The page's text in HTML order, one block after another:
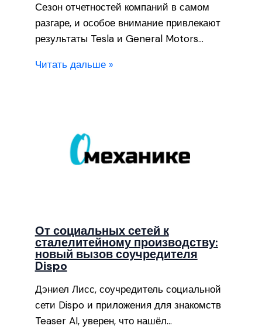
Сезон отчетностей компаний в самом
разгаре, и особое внимание привлекают
результаты Tesla и General Motors…
Читать дальше »
От социальных сетей к
сталелитейному производству:
новый вызов соучредителя
Dispo
Дэниел Лисс, соучредитель социальной
сети Dispo и приложения для знакомств
Teaser AI, уверен, что нашёл…